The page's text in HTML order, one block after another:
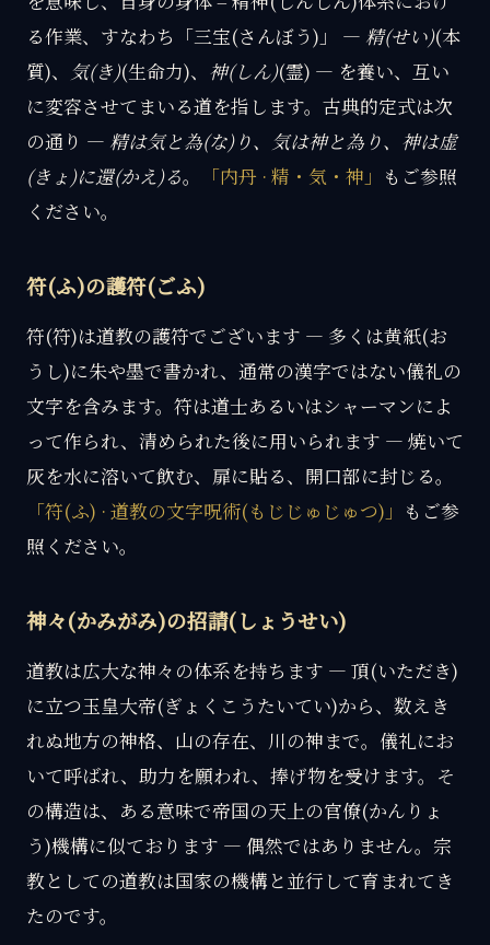
る作業、すなわち「三宝(さんぼう)」 — 精(せい)(本
質)、 気(き)(生命力)、 神(しん)(霊) — を養い、互い
に変容させてまいる道を指します。古典的定式は次
の通り — 精は気と為(な)り、気は神と為り、神は虚
(きょ)に還(かえ)る。 「内丹 · 精・気・神」 もご参照
ください。
符(ふ)の護符(ごふ)
符(符)は道教の護符でございます — 多くは黄紙(お
うし)に朱や墨で書かれ、通常の漢字ではない儀礼の
文字を含みます。符は道士あるいはシャーマンによ
って作られ、清められた後に用いられます — 焼いて
灰を水に溶いて飲む、扉に貼る、開口部に封じる。
「符(ふ) · 道教の文字呪術(もじじゅじゅつ)」 もご参
照ください。
神々(かみがみ)の招請(しょうせい)
道教は広大な神々の体系を持ちます — 頂(いただき)
に立つ玉皇大帝(ぎょくこうたいてい)から、数えき
れぬ地方の神格、山の存在、川の神まで。儀礼にお
いて呼ばれ、助力を願われ、捧げ物を受けます。そ
の構造は、ある意味で帝国の天上の官僚(かんりょ
う)機構に似ております — 偶然ではありません。宗
教としての道教は国家の機構と並行して育まれてき
たのです。